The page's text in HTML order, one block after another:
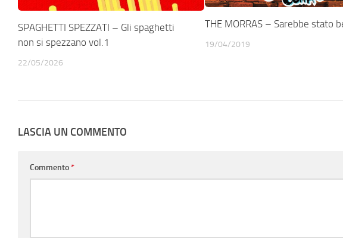
SPAGHETTI SPEZZATI – Gli spaghetti
non si spezzano vol.1
22/05/2026
THE MORRAS – Sarebbe stato
19/04/2019
LASCIA UN COMMENTO
Commento*